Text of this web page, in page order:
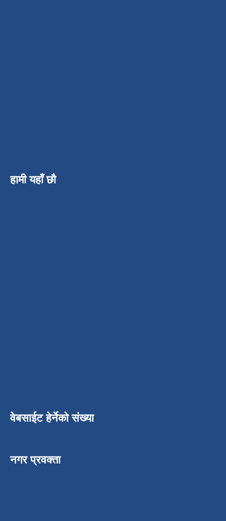
हामी यहाँ छौ
वेबसाईट हेर्नेको संख्या
नगर प्रवक्ता